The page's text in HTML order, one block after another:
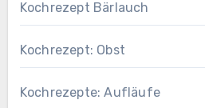
Kochrezept Bärlauch
Kochrezept: Obst
Kochrezepte: Aufläufe